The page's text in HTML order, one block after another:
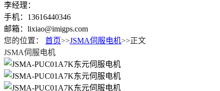
李经理：
手机：13616440346
邮箱：lixiao@imigps.com
您的位置：
首页>>JSMA伺服电机>>正文
JSMA伺服电机